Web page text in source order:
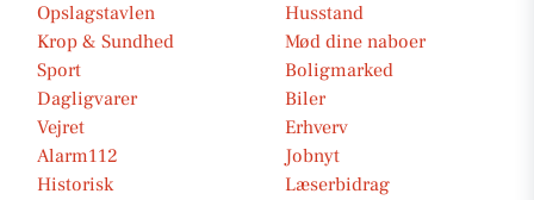
Opslagstavlen
Husstand
Krop & Sundhed
Mød dine naboer
Sport
Boligmarked
Dagligvarer
Biler
Vejret
Erhverv
Alarm112
Jobnyt
Historisk
Læserbidrag